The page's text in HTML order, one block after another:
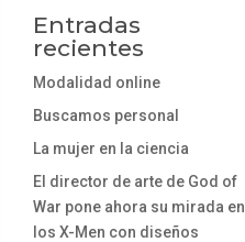
Entradas
recientes
Modalidad online
Buscamos personal
La mujer en la ciencia
El director de arte de God of
War pone ahora su mirada en
los X-Men con diseños